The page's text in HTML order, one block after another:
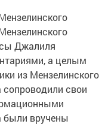
Джалиля
а целым
из Мензелинского
сопроводили свои
были вручены